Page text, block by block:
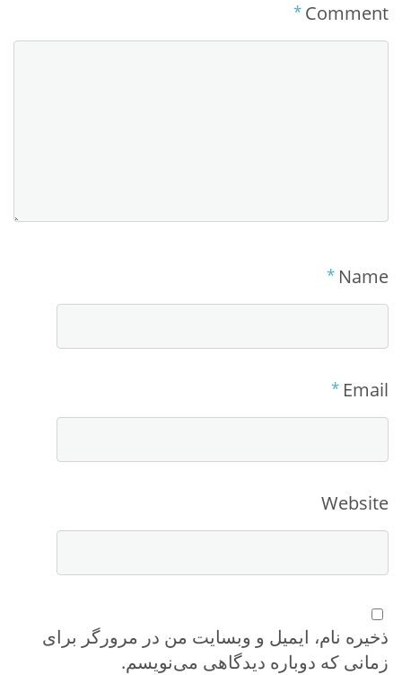
Comment
*
Name
*
Email
*
Website
ذخیره نام، ایمیل و وبسایت من در مرورگر برای
زمانی که دوباره دیدگاهی می‌نویسم.